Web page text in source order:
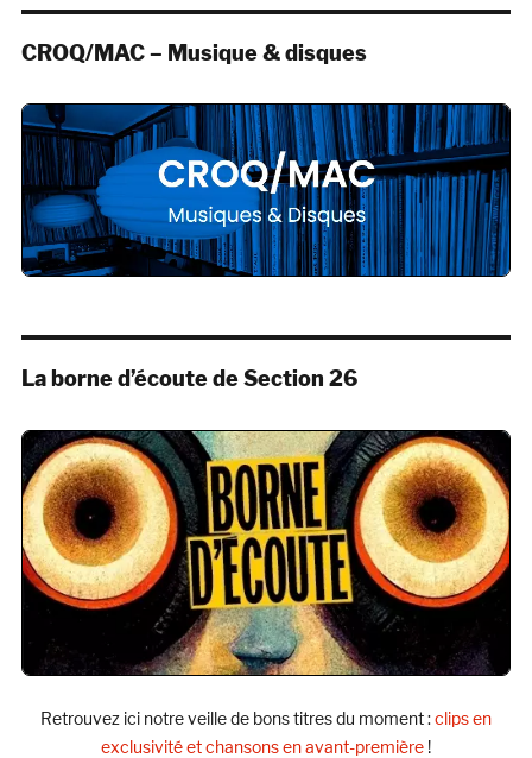
CROQ/MAC – Musique & disques
La borne d’écoute de Section 26
Retrouvez ici notre veille de bons titres du moment :clips en
exclusivité et chansons en avant-première !